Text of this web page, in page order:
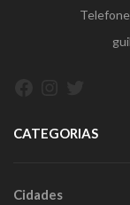
CATEGORIAS
Cidades